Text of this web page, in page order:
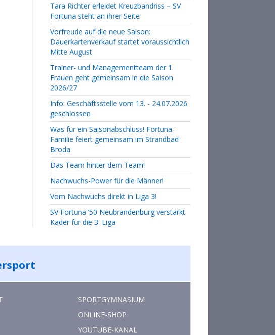
Tara Richter erleidet Kreuzbandriss – SV
Fortuna steht an ihrer Seite
Vorfreude auf die neue Saison:
Dauerkartenverkauf startet voraussichtlich
Mitte August
Trainer- und Managementteam der 1.
Frauen geht gemeinsam in die Saison
2026/27
Info: Geschäftsstelle vom 13. - 24.07.2026
geschlossen
Was für ein Saisonabschluss! Fortuna-
Familie feiert gemeinsam im Strandbad
Broda
Das Team hinter dem Team!
Nachwuchs-Power für die Männer!
Vom Nachwuchs direkt in Liga 3!
SV Fortuna ’50 Neubrandenburg verstärkt
Kader für die 3. Liga
SPORTGYMNASIUM
ONLINE-SHOP
YOUTUBE-KANAL